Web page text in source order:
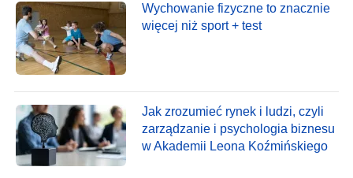
Wychowanie fizyczne to znacznie
więcej niż sport + test
Jak zrozumieć rynek i ludzi, czyli
zarządzanie i psychologia biznesu
w Akademii Leona Koźmińskiego